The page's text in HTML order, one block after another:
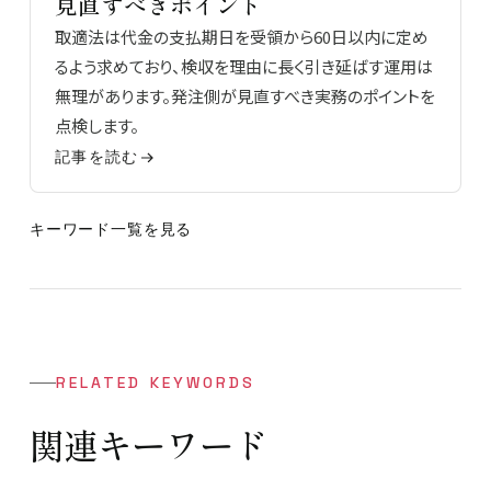
取適法は代金の支払期日を受領から60日以内に定め
るよう求めており、検収を理由に長く引き延ばす運用は
無理があります。発注側が見直すべき実務のポイントを
点検します。
記事を読む
キーワード一覧を見る
RELATED KEYWORDS
関連キーワード